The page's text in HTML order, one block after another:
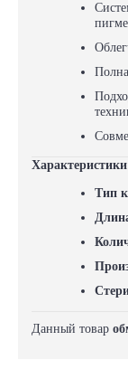
Тип
Данный товар